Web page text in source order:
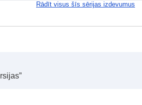
Rādīt visus šīs sērijas izdevumus